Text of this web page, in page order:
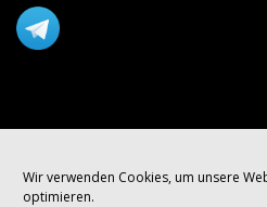
Wir verwenden Cookies, um unsere
optimieren.